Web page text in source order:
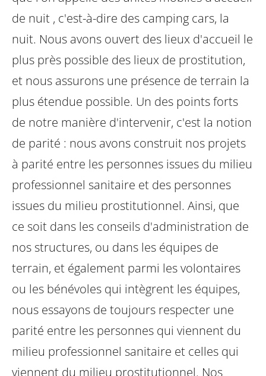
de nuit , c'est-à-dire des camping cars, la
nuit. Nous avons ouvert des lieux d'accueil le
plus près possible des lieux de prostitution,
et nous assurons une présence de terrain la
plus étendue possible. Un des points forts
de notre manière d'intervenir, c'est la notion
de parité : nous avons construit nos projets
à parité entre les personnes issues du milieu
professionnel sanitaire et des personnes
issues du milieu prostitutionnel. Ainsi, que
ce soit dans les conseils d'administration de
nos structures, ou dans les équipes de
terrain, et également parmi les volontaires
ou les bénévoles qui intègrent les équipes,
nous essayons de toujours respecter une
parité entre les personnes qui viennent du
milieu professionnel sanitaire et celles qui
viennent du milieu prostitutionnel. Nos